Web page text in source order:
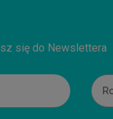
się do Newslettera